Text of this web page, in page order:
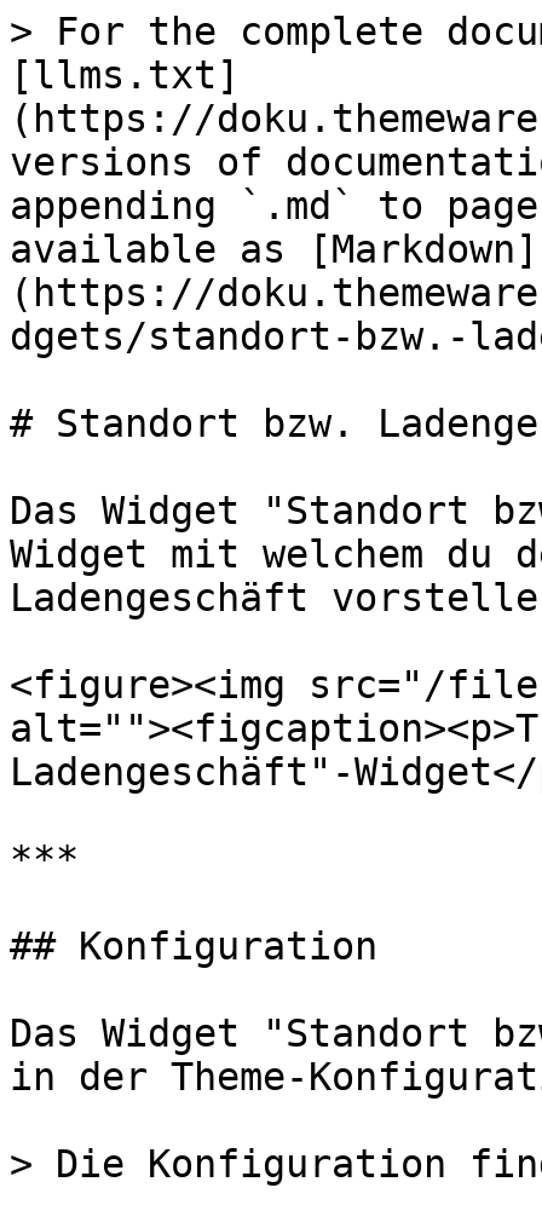
> For the complete
[llms.txt]
(https://
versions of
appending `.md` to
available as [Markdown]
(https://
dgets/standort-bzw.-
# Standort bzw.
Das Widget "Standort
Widget mit welchem du
Ladengeschäft
<figure><img src="/files/
Ladengeschäft"-
***
## Konfiguration
Das Widget "Standort
in der Theme-
> Die Konfiguration